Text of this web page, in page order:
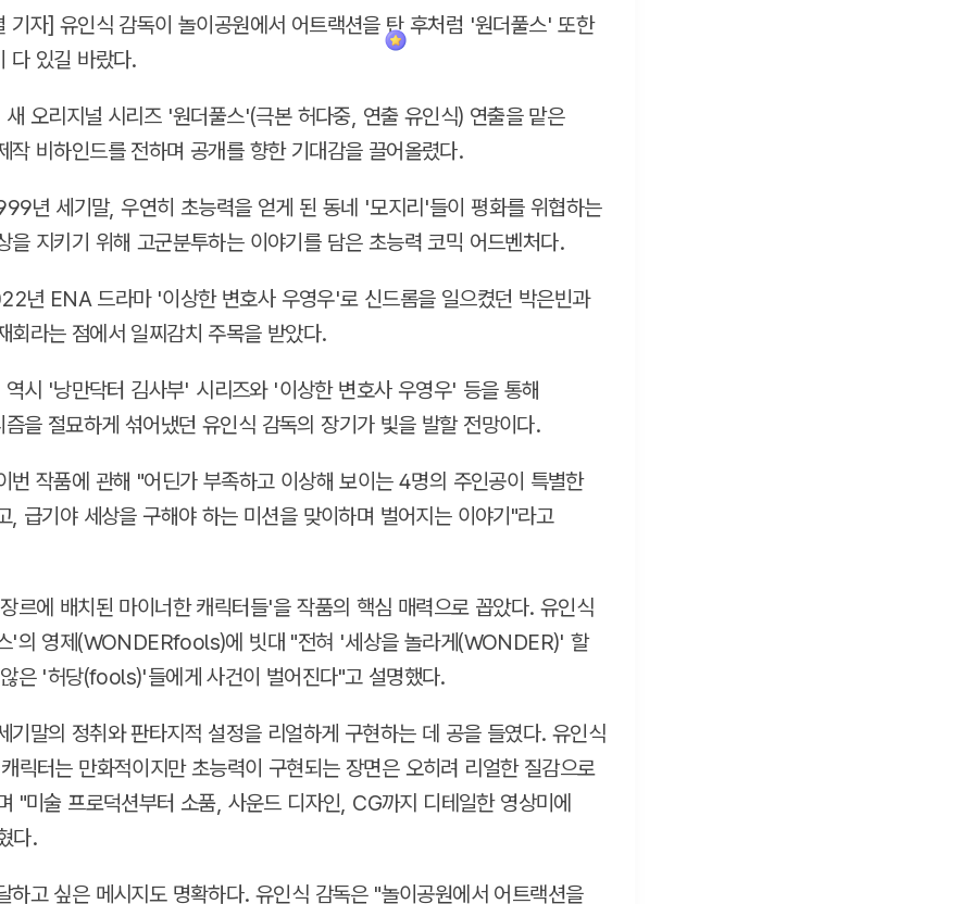
기자] 유인식 감독이 놀이공원에서 어트랙션을 탄 후처럼 '원더풀스' 또한
다 있길 바랐다.
오리지널 시리즈 '원더풀스'(극본 허다중, 연출 유인식) 연출을 맡은
작 비하인드를 전하며 공개를 향한 기대감을 끌어올렸다.
년 세기말, 우연히 초능력을 얻게 된 동네 '모지리'들이 평화를 위협하는
을 지키기 위해 고군분투하는 이야기를 담은 초능력 코믹 어드벤처다.
년 ENA 드라마 '이상한 변호사 우영우'로 신드롬을 일으켰던 박은빈과
회라는 점에서 일찌감치 주목을 받았다.
시 '낭만닥터 김사부' 시리즈와 '이상한 변호사 우영우' 등을 통해
을 절묘하게 섞어냈던 유인식 감독의 장기가 빛을 발할 전망이다.
번 작품에 관해 "어딘가 부족하고 이상해 보이는 4명의 주인공이 특별한
, 급기야 세상을 구해야 하는 미션을 맞이하며 벌어지는 이야기"라고
르에 배치된 마이너한 캐릭터들'을 작품의 핵심 매력으로 꼽았다. 유인식
'의 영제(WONDERfools)에 빗대 "전혀 '세상을 놀라게(WONDER)' 할
은 '허당(fools)'들에게 사건이 벌어진다"고 설명했다.
기말의 정취와 판타지적 설정을 리얼하게 구현하는 데 공을 들였다. 유인식
릭터는 만화적이지만 초능력이 구현되는 장면은 오히려 리얼한 질감으로
"미술 프로덕션부터 소품, 사운드 디자인, CG까지 디테일한 영상미에
다.
하고 싶은 메시지도 명확하다. 유인식 감독은 "놀이공원에서 어트랙션을